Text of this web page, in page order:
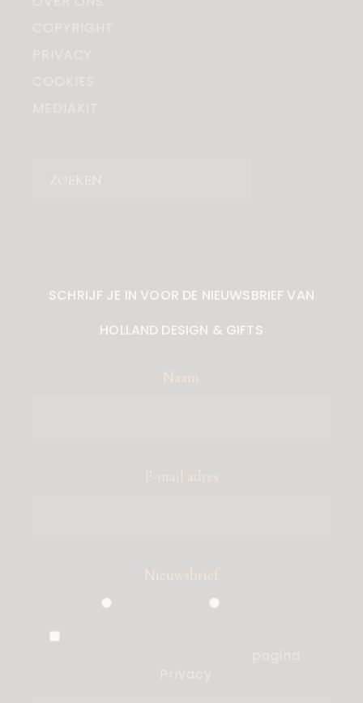
SCHRIJF JE IN VOOR DE NIEUWSBRIEF VAN
HOLLAND DESIGN & GIFTS
Naam
E-mail adres
Nieuwsbrief